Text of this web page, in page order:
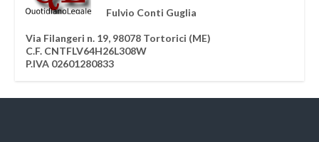
Fulvio Conti Guglia
Via Filangeri n. 19, 98078 Tortorici (ME)
C.F. CNTFLV64H26L308W
P.IVA 02601280833